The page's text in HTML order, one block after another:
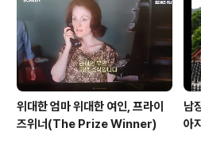
위대한 엄마 위대한 여인, 프라이
즈위너(The Prize Winner)
남
아